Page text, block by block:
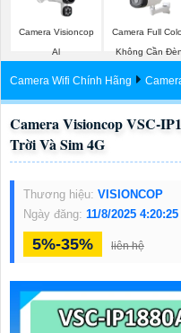
Camera Visioncop
Al
Camera Full
Không Cần Đèn
Camera Wifi Chính Hãng
Camera Visioncop VSC-
Trời Và Sim 4G
Thương hiệu: VISIONCOP
Ngày đăng: 11/8/2025 4:20:25
5%-35% liên hệ